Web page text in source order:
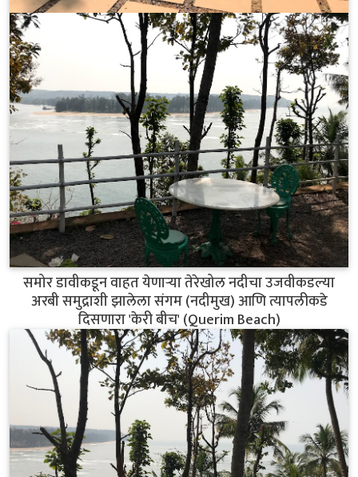
समोर डावीकडून वाहत येणाऱ्या तेरेखोल नदीचा उजवीकडल्या
अरबी समुद्राशी झालेला संगम (नदीमुख) आणि त्यापलीकडे
दिसणारा 'केरी बीच' (Querim Beach)